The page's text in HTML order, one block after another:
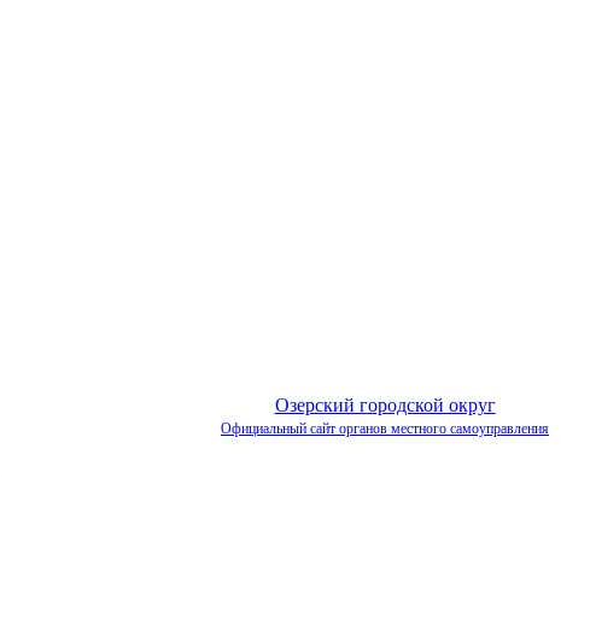
Озерский городской округ
Официальный сайт органов местного самоуправления